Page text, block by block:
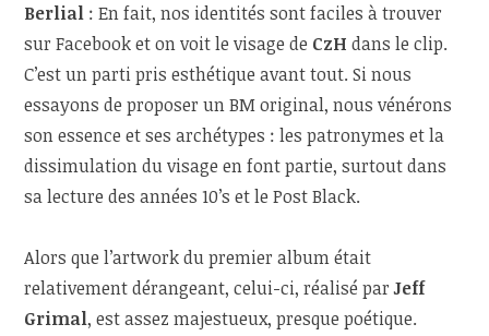
Berlial : En fait, nos identités sont faciles à trouver
sur Facebook et on voit le visage de CzHdans le clip.
C’est un parti pris esthétique avant tout. Si nous
essayons de proposer un BM original, nous vénérons
son essence et ses archétypes : les patronymes et la
dissimulation du visage en font partie, surtout dans
sa lecture des années 10’s et le Post Black.
Alors que l’artwork du premier album était
relativement dérangeant, celui-ci, réalisé parJeff
Grimal, est assez majestueux, presque poétique.